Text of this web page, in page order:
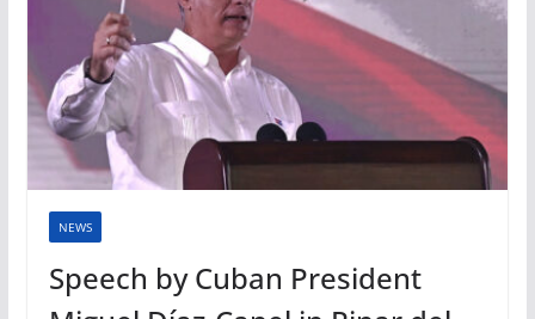
NEWS
Speech by Cuban President